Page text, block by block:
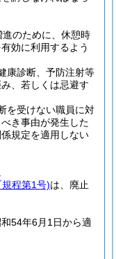
のために、休憩時
効に利用するよう
康診断、予防注射等
、若しくは忌避す
を受けない職員に対
き事由が発生した
規定を適用しない
程第1号)は、廃止
54年6月1日から適